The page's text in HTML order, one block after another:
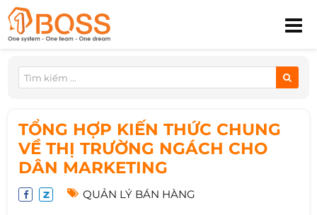
TỔNG HỢP KIẾN THỨC CHUNG
VỀ THỊ TRƯỜNG NGÁCH CHO
DÂN MARKETING
QUẢN LÝ BÁN HÀNG